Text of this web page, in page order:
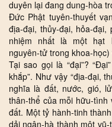
duyên lại đang dung-hòa
Đức Phật tuyên-thuyết
địa-đại, thủy-đại, hỏa-
nhiệm nhất là một hạt
nguyên-tử trong khoa-
Tại sao gọi là “đại”?
khắp”. Như vậy “địa-đại,
nghĩa là đất, nước, gió,
thân-thể của mỗi hữu-tình
đất. Một tỷ hành-tinh
dải ngân-hà thành một